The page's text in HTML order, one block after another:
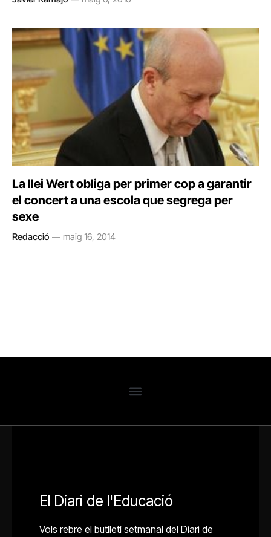
La llei Wert obliga per primer cop a garantir
el concert a una escola que segrega per
sexe
Redacció maig 16, 2014